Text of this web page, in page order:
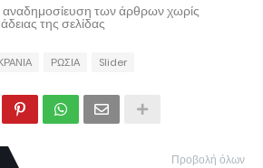
αναδημοσίευση των άρθρων χωρίς
της σελίδας
ΡΩΣΙΑ Slider
Προβολή όλων